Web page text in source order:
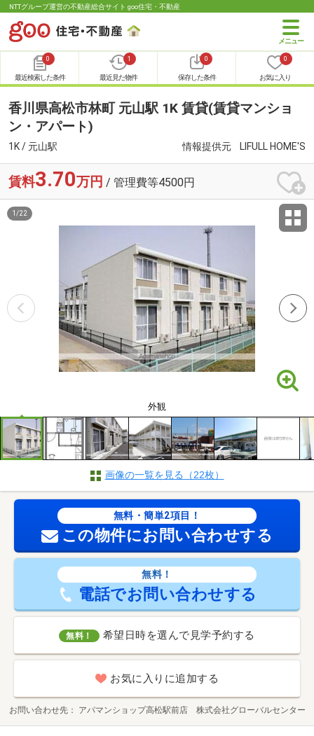
NTTグループ運営の不動産総合サイト goo住宅・不動産
0
最近検索した条件
1
最近見た物件
0
保存した条件
0
お気に入り
香川県高松市林町 元山駅 1K 賃貸(賃貸マンショ
ン・アパート)
1K / 元山駅 情報提供元 LIFULL HOME'S
賃料3.70万円 / 管理費等4500円
外観
1 /22
画像の一覧を見る（22枚）
無料・簡単2項目！
この物件にお問い合わせする
無料！
電話でお問い合わせする
無料！ 希望日時を選んで見学予約する
お気に入りに追加する
お問い合わせ先 アパマンショップ高松駅前店 株式会社グローバルセンター